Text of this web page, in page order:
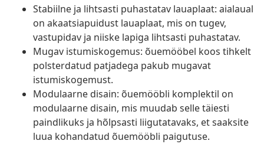
Stabiilne ja lihtsasti puhastatav lauaplaat: aialaual
on akaatsiapuidust lauaplaat, mis on tugev,
vastupidav ja niiske lapiga lihtsasti puhastatav.
Mugav istumiskogemus: õuemööbel koos tihkelt
polsterdatud patjadega pakub mugavat
istumiskogemust.
Modulaarne disain: õuemööbli komplektil on
modulaarne disain, mis muudab selle täiesti
paindlikuks ja hõlpsasti liigutatavaks, et saaksite
luua kohandatud õuemööbli paigutuse.